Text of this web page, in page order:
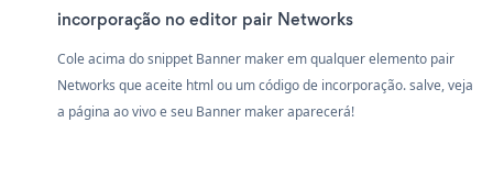
incorporação no editor pair Networks
Cole acima do snippet Banner maker em qualquer elemento pair
Networks que aceite html ou um código de incorporação. salve, veja
a página ao vivo e seu Banner maker aparecerá!